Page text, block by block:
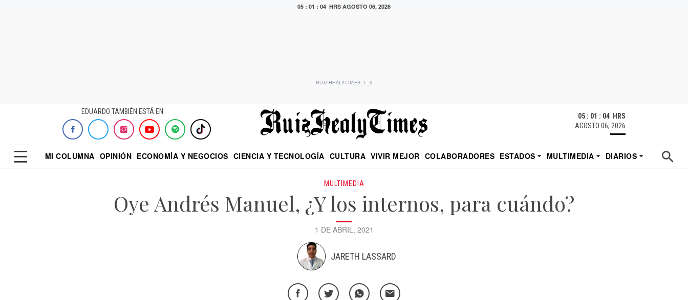
05 : 01 : 05 HRS AGOSTO 06, 2026
RUIZHEALYTIMES_T_0
EDUARDO TAMBIÉN ESTÁ EN:
05 : 01 : 05 HRS
AGOSTO 06, 2026
MI COLUMNA OPINIÓN ECONOMÍA Y NEGOCIOS CIENCIA Y TECNOLOGÍA CULTURA VIVIR MEJOR COLABORADORES ESTADOS MULTIMEDIA
DIARIOS
MULTIMEDIA
Oye Andrés Manuel, ¿Y los internos, para cuándo?
1 DE ABRIL, 2021
JARETH LASSARD